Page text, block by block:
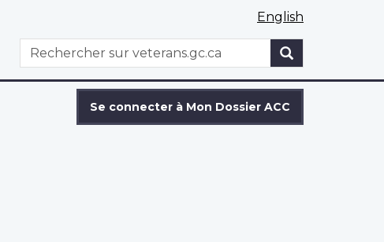
English
WxT
Search
Rechercher
Se connecter à Mon Dossier ACC